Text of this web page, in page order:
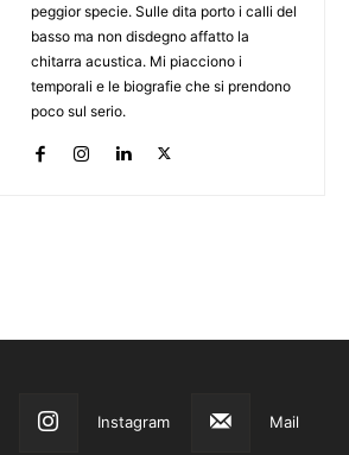
peggior specie. Sulle dita porto i calli del
basso ma non disdegno affatto la
chitarra acustica. Mi piacciono i
temporali e le biografie che si prendono
poco sul serio.
Instagram Mail